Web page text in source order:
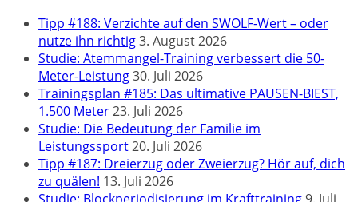
Tipp #188: Verzichte auf den SWOLF-Wert – oder
nutze ihn richtig3. August 2026
Studie: Atemmangel-Training verbessert die 50-
Meter-Leistung30. Juli 2026
Trainingsplan #185: Das ultimative PAUSEN-BIEST,
1.500 Meter23. Juli 2026
Studie: Die Bedeutung der Familie im
Leistungssport20. Juli 2026
Tipp #187: Dreierzug oder Zweierzug? Hör auf, dich
zu quälen! 13. Juli 2026